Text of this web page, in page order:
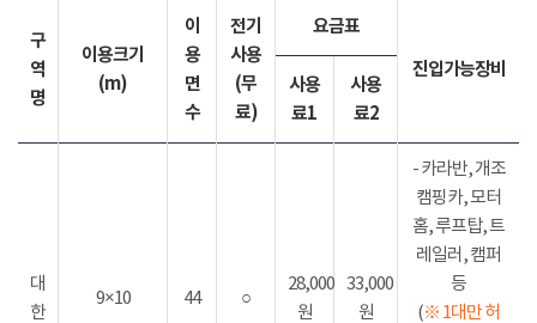
구
역
명
이용크기
(m)
이
용
면
수
전기
사용
(무
료)
요금표
진입가능장비
사용
료1
사용
료2
대
한
9×10 44 ○
28,000
원
33,000
원
- 카라반, 개조
캠핑카, 모터
홈, 루프탑, 트
레일러, 캠퍼
등
(※ 1대만 허